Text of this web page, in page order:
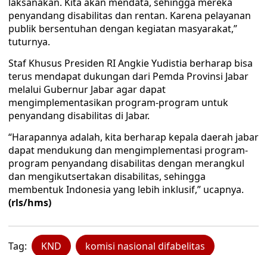
penyandang disabilitas dan rentan. Karena pelayanan
publik bersentuhan dengan kegiatan masyarakat,”
tuturnya.
Staf Khusus Presiden RI Angkie Yudistia berharap bisa
terus mendapat dukungan dari Pemda Provinsi Jabar
melalui Gubernur Jabar agar dapat
mengimplementasikan program-program untuk
penyandang disabilitas di Jabar.
“Harapannya adalah, kita berharap kepala daerah jabar
dapat mendukung dan mengimplementasi program-
program penyandang disabilitas dengan merangkul
dan mengikutsertakan disabilitas, sehingga
membentuk Indonesia yang lebih inklusif,” ucapnya.
(rls/hms)
Tag: KND komisi nasional difabelitas